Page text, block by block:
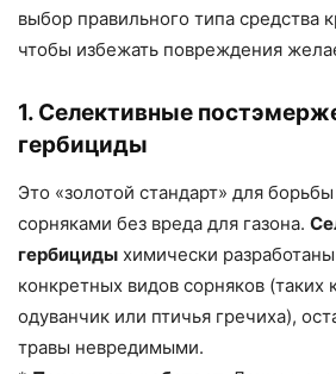
выбор правильного типа средства
чтобы избежать повреждения
1. Селективные
гербициды
Это «золотой стандарт» для
сорняками без вреда для газона.
гербициды химически
конкретных видов сорняков (таких
одуванчик или птичья гречиха),
травы невредимыми.